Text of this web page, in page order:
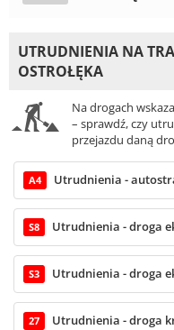
UTRUDNIENIA NA
OSTROŁĘKA
Na drogach
– sprawdź, czy
przejazdu daną
A4 Utrudnienia -
S8 Utrudnienia - droga
S3 Utrudnienia - droga
27 Utrudnienia - droga